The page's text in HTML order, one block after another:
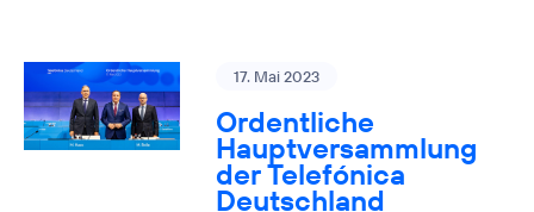
17. Mai 2023
Ordentliche
Hauptversammlung
der Telefónica
Deutschland